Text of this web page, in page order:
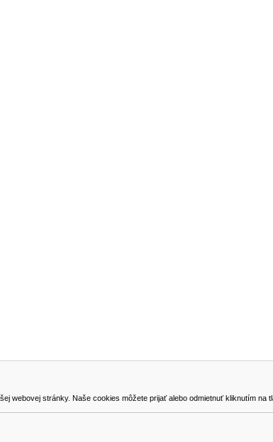
stránky. Naše cookies môžete prijať alebo odmietnuť kliknutím na